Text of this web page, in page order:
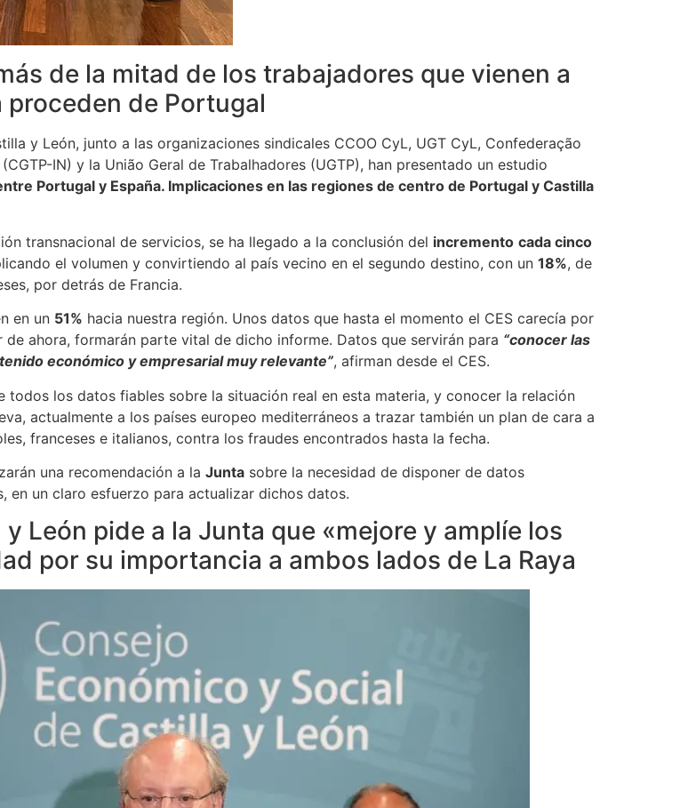
de la mitad de los trabajadores que vienen a
proceden de Portugal
y León, junto a las organizaciones sindicales CCOO CyL, UGT CyL, Confederação
IN) y la União Geral de Trabalhadores (UGTP), han presentado un estudio
Portugal y España. Implicaciones en las regiones de centro de Portugal y Castilla
transnacional de servicios, se ha llegado a la conclusión del incremento cada cinco
el volumen y convirtiendo al país vecino en el segundo destino, con un 18%, de
por detrás de Francia.
en un 51% hacia nuestra región. Unos datos que hasta el momento el CES carecía por
ahora, formarán parte vital de dicho informe. Datos que servirán para “conocer las
económico y empresarial muy relevante”, afirman desde el CES.
los datos fiables sobre la situación real en esta materia, y conocer la relación
actualmente a los países europeo mediterráneos a trazar también un plan de cara a
franceses e italianos, contra los fraudes encontrados hasta la fecha.
una recomendación a la Junta sobre la necesidad de disponer de datos
en un claro esfuerzo para actualizar dichos datos.
León pide a la Junta que «mejore y amplíe los
por su importancia a ambos lados de La Raya